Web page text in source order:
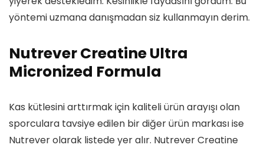
yöntemi uzmana danışmadan siz kullanmayın derim.
Nutrever Creatine Ultra
Micronized Formula
Kas kütlesini arttırmak için kaliteli ürün arayışı olan
sporculara tavsiye edilen bir diğer ürün markası ise
Nutrever olarak listede yer alır. Nutrever Creatine